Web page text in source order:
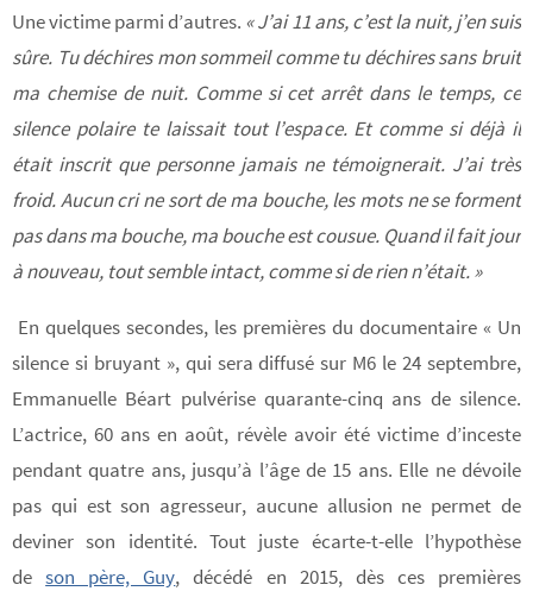
Une victime parmi d’autres. « J’ai 11 ans, c’est la nuit, j’en suis
sûre. Tu déchires mon sommeil comme tu déchires sans bruit
ma chemise de nuit. Comme si cet arrêt dans le temps, ce
silence polaire te laissait tout l’espace. Et comme si déjà il
était inscrit que personne jamais ne témoignerait. J’ai très
froid. Aucun cri ne sort de ma bouche, les mots ne se forment
pas dans ma bouche, ma bouche est cousue. Quand il fait jour
à nouveau, tout semble intact, comme si de rien n’était. »
En quelques secondes, les premières du documentaire « Un
silence si bruyant », qui sera diffusé sur M6 le 24 septembre,
Emmanuelle Béart pulvérise quarante-cinq ans de silence.
L’actrice, 60 ans en août, révèle avoir été victime d’inceste
pendant quatre ans, jusqu’à l’âge de 15 ans. Elle ne dévoile
pas qui est son agresseur, aucune allusion ne permet de
deviner son identité. Tout juste écarte-t-elle l’hypothèse
deson père, Guy, décédé en 2015, dès ces premières